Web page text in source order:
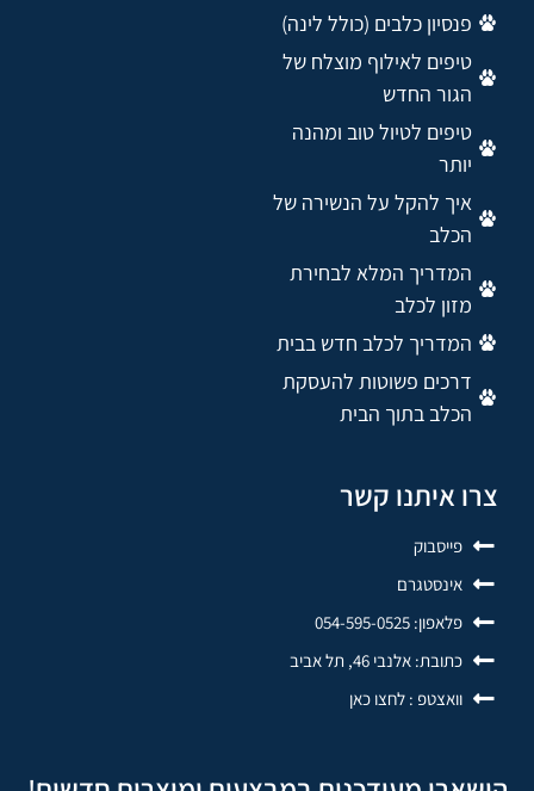
פנסיון כלבים (כולל לינה)
טיפים לאילוף מוצלח של
הגור החדש
טיפים לטיול טוב ומהנה
יותר
איך להקל על הנשירה של
הכלב
המדריך המלא לבחירת
מזון לכלב
המדריך לכלב חדש בבית
דרכים פשוטות להעסקת
הכלב בתוך הבית
צרו איתנו קשר
פייסבוק
אינסטגרם
פלאפון: 054-595-0525
כתובת: אלנבי 46, תל אביב
וואצטפ : לחצו כאן